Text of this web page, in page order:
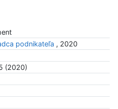
podnikateľa , 2020
(2020)